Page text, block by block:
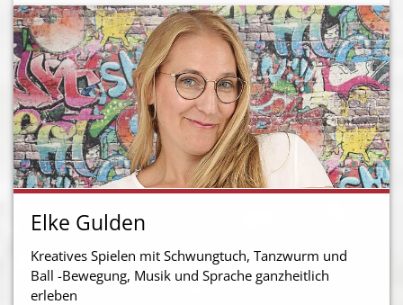
Elke Gulden
Kreatives Spielen mit Schwungtuch, Tanzwurm und
Ball -Bewegung, Musik und Sprache ganzheitlich
erleben